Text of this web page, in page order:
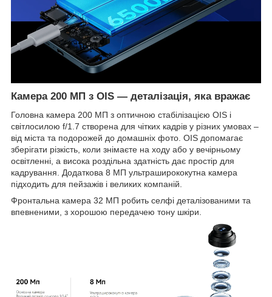
Камера 200 МП з OIS — деталізація, яка вражає
Головна камера 200 МП з оптичною стабілізацією OIS і
світлосилою f/1.7 створена для чітких кадрів у різних умовах –
від міста та подорожей до домашніх фото. OIS допомагає
зберігати різкість, коли знімаєте на ходу або у вечірньому
освітленні, а висока роздільна здатність дає простір для
кадрування. Додаткова 8 МП ультраширококутна камера
підходить для пейзажів і великих компаній.
Фронтальна камера 32 МП робить селфі деталізованими та
впевненими, з хорошою передачею тону шкіри.